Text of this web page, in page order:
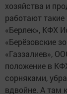
хозяйства и
работают
«Берлек», КФХ
«Берёзовские
«Газзалиев»,
положение в
сорняками,
вдвойне. А там